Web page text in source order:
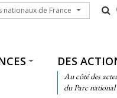
nationaux de France
nationaux de France
DES
Au côté des
du Parc national